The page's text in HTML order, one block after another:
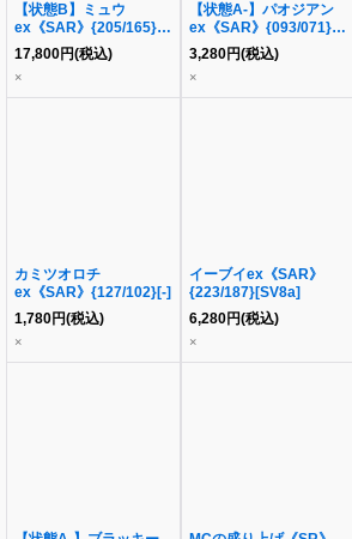
【状態B】ミュウ
ex《SAR》{205/165}
[SV2a]
17,800円(税込)
×
【状態A-】パオジアン
ex《SAR》{093/071}
[SV2P]
3,280円(税込)
×
カミツオロチ
ex《SAR》{127/102}[-]
1,780円(税込)
×
イーブイex《SAR》
{223/187}[SV8a]
6,280円(税込)
×